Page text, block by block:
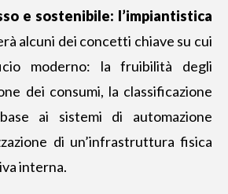
e sostenibile: l’impiantistica
alcuni dei concetti chiave su cui
moderno: la fruibilità degli
dei consumi, la classificazione
ai sistemi di automazione
di un’infrastruttura fisica
interna.